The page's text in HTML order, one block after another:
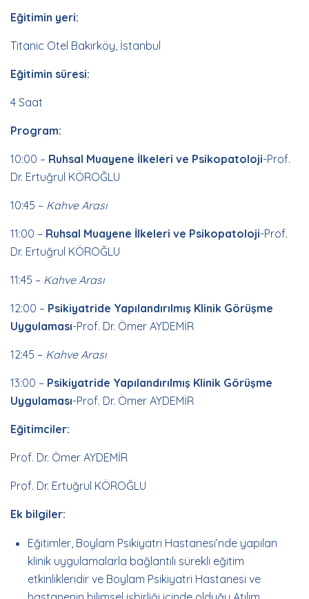
Eğitimin yeri:
Titanic Otel Bakırköy, İstanbul
Eğitimin süresi:
4 Saat
Program:
10:00 – Ruhsal Muayene İlkeleri ve Psikopatoloji-Prof.
Dr. Ertuğrul KÖROĞLU
10:45 – Kahve Arası
11:00 – Ruhsal Muayene İlkeleri ve Psikopatoloji-Prof.
Dr. Ertuğrul KÖROĞLU
11:45 – Kahve Arası
12:00 – Psikiyatride Yapılandırılmış Klinik Görüşme
Uygulaması-Prof. Dr. Ömer AYDEMİR
12:45 – Kahve Arası
13:00 – Psikiyatride Yapılandırılmış Klinik Görüşme
Uygulaması-Prof. Dr. Ömer AYDEMİR
Eğitimciler:
Prof. Dr. Ömer AYDEMİR
Prof. Dr. Ertuğrul KÖROĞLU
Ek bilgiler:
Eğitimler, Boylam Psikiyatri Hastanesi’nde yapılan
klinik uygulamalarla bağlantılı sürekli eğitim
etkinlikleridir ve Boylam Psikiyatri Hastanesi ve